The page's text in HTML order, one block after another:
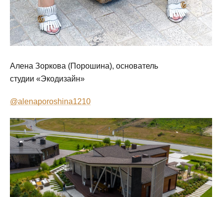
Алена Зоркова (Порошина), основатель
студии «Экодизайн»
@alenaporoshina1210